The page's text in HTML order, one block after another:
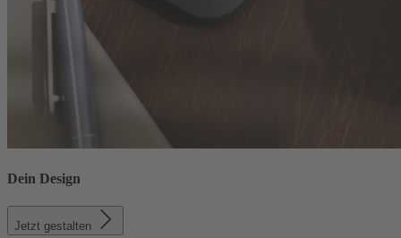
Dein Design
Jetzt gestalten